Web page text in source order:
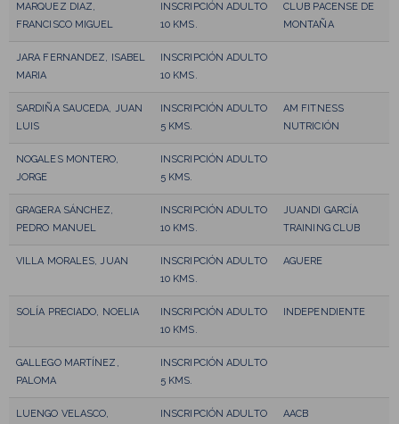
MARQUEZ DIAZ,
FRANCISCO MIGUEL
INSCRIPCIÓN ADULTO
10 KMS.
CLUB PACENSE DE
MONTAÑA
JARA FERNANDEZ, ISABEL
MARIA
INSCRIPCIÓN ADULTO
10 KMS.
SARDIÑA SAUCEDA, JUAN
LUIS
INSCRIPCIÓN ADULTO
5 KMS.
AM FITNESS
NUTRICIÓN
NOGALES MONTERO,
JORGE
INSCRIPCIÓN ADULTO
5 KMS.
GRAGERA SÁNCHEZ,
PEDRO MANUEL
INSCRIPCIÓN ADULTO
10 KMS.
JUANDI GARCÍA
TRAINING CLUB
VILLA MORALES, JUAN
INSCRIPCIÓN ADULTO
10 KMS.
AGUERE
SOLÍA PRECIADO, NOELIA
INSCRIPCIÓN ADULTO
10 KMS.
INDEPENDIENTE
GALLEGO MARTÍNEZ,
PALOMA
INSCRIPCIÓN ADULTO
5 KMS.
LUENGO VELASCO,
INSCRIPCIÓN ADULTO
AACB